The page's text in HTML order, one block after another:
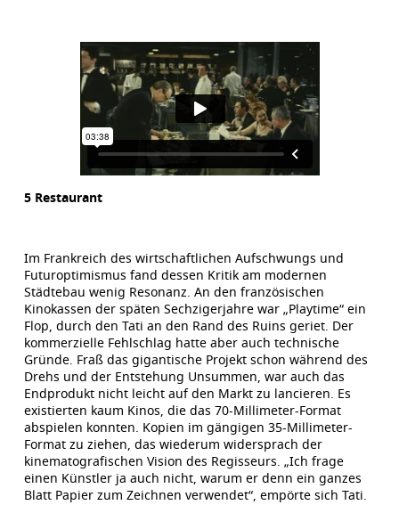
5 Restaurant
Im Frankreich des wirtschaftlichen Aufschwungs und
Futuroptimismus fand dessen Kritik am modernen
Städtebau wenig Resonanz. An den französischen
Kinokassen der späten Sechzigerjahre war „Playtime“ ein
Flop, durch den Tati an den Rand des Ruins geriet. Der
kommerzielle Fehlschlag hatte aber auch technische
Gründe. Fraß das gigantische Projekt schon während des
Drehs und der Entstehung Unsummen, war auch das
Endprodukt nicht leicht auf den Markt zu lancieren. Es
existierten kaum Kinos, die das 70-Millimeter-Format
abspielen konnten. Kopien im gängigen 35-Millimeter-
Format zu ziehen, das wiederum widersprach der
kinematografischen Vision des Regisseurs. „Ich frage
einen Künstler ja auch nicht, warum er denn ein ganzes
Blatt Papier zum Zeichnen verwendet“, empörte sich Tati.